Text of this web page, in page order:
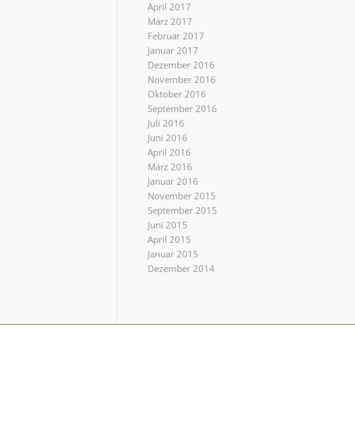
April 2017
März 2017
Februar 2017
Januar 2017
Dezember 2016
November 2016
Oktober 2016
September 2016
Juli 2016
Juni 2016
April 2016
März 2016
Januar 2016
November 2015
September 2015
Juni 2015
April 2015
Januar 2015
Dezember 2014